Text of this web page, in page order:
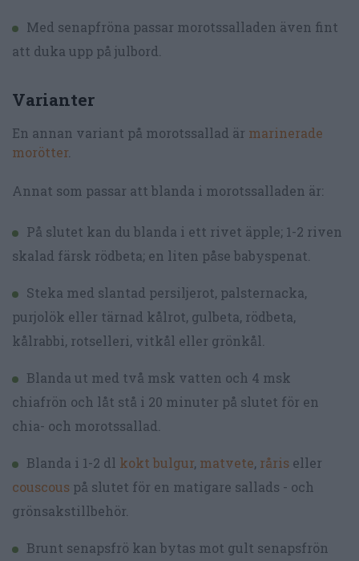
Med senapfröna passar morotssalladen även fint
att duka upp på julbord.
Varianter
En annan variant på morotssallad är marinerade
morötter.
Annat som passar att blanda i morotssalladen är:
På slutet kan du blanda i ett rivet äpple; 1-2 riven
skalad färsk rödbeta; en liten påse babyspenat.
Steka med slantad persiljerot, palsternacka,
purjolök eller tärnad kålrot, gulbeta, rödbeta,
kålrabbi, rotselleri, vitkål eller grönkål.
Blanda ut med två msk vatten och 4 msk
chiafrön och låt stå i 20 minuter på slutet för en
chia- och morotssallad.
Blanda i 1-2 dl kokt bulgur, matvete, råris eller
couscous på slutet för en matigare sallads - och
grönsakstillbehör.
Brunt senapsfrö kan bytas mot gult senapsfrön